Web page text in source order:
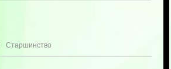
Старшинство